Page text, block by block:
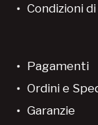
Condizioni
Pagamenti
Ordini e
Garanzie